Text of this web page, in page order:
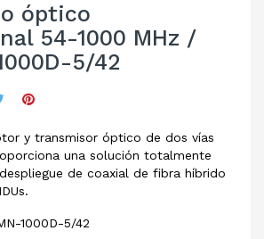
óptico
54-1000 MHz /
5/42
y transmisor óptico de dos vías
una solución totalmente
de coaxial de fibra híbrido
1000D-5/42